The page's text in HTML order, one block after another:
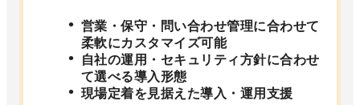
営業・保守・問い合わせ管理に合わせて
柔軟にカスタマイズ可能
自社の運用・セキュリティ方針に合わせ
て選べる導入形態
現場定着を見据えた導入・運用支援